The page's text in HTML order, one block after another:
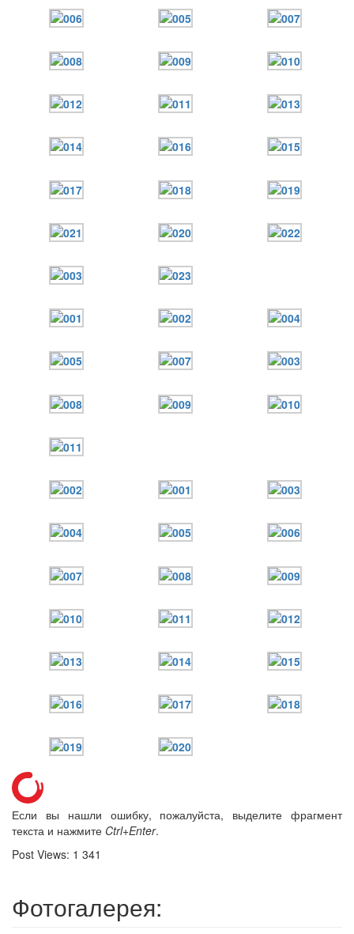
Онлайн трансляции
Веб-камеры
12 сентября 2015
Название трансляции
12 сентября 2015
Название трансляции
12 сентября 2015
Название трансляции
12 сентября 2015
Название трансляции
12 сентября 2015
Название трансляции
12 сентября 2015
Название трансляции
Перейти к архиву
Если вы нашли ошибку, пожалуйста, выделите фрагмент
текста и нажмите Ctrl+Enter.
Post Views: 1 341
Фотогалерея: